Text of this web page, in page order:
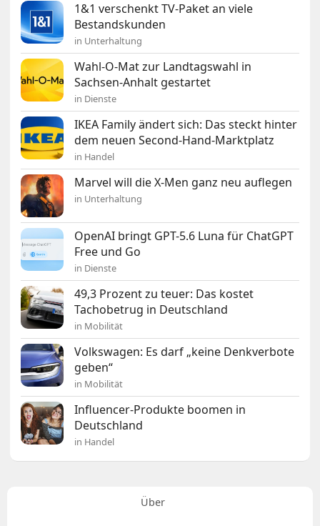
1&1 verschenkt TV-Paket an viele
Bestandskunden
in Unterhaltung
Wahl-O-Mat zur Landtagswahl in
Sachsen-Anhalt gestartet
in Dienste
IKEA Family ändert sich: Das steckt hinter
dem neuen Second-Hand-Marktplatz
in Handel
Marvel will die X-Men ganz neu auflegen
in Unterhaltung
OpenAI bringt GPT-5.6 Luna für ChatGPT
Free und Go
in Dienste
49,3 Prozent zu teuer: Das kostet
Tachobetrug in Deutschland
in Mobilität
Volkswagen: Es darf „keine Denkverbote
geben“
in Mobilität
Influencer-Produkte boomen in
Deutschland
in Handel
Über